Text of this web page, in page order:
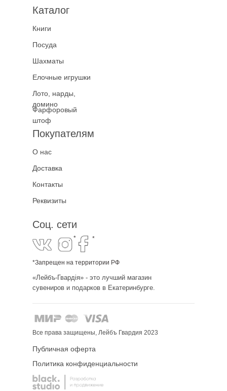
Доставка
Контакты
Реквизиты
Публичная оферта
Все права защищены, Лейбъ Гвардия 2023
«Лейбъ-Гвардiя» - это лучший магазин
сувениров и подарков в Екатеринбурге.
Каталог
Книги
Посуда
Шахматы
Покупателям
Политика конфиденциальности
Соц. сети
*Запрещен на территории РФ
* *
Елочные игрушки
Лото, нарды,
домино
Фарфоровый
штоф
О нас